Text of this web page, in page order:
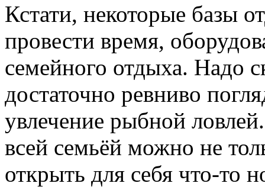
Кстати, некоторые базы
провести время,
семейного отдыха. Надо
достаточно ревниво
увлечение рыбной
всей семьёй можно не
открыть для себя что-то